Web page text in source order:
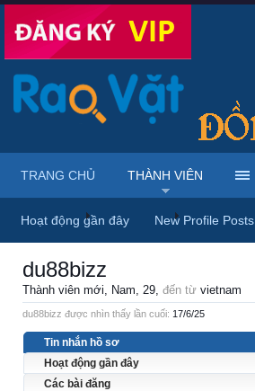
Trang chủ Thành viên du88bizz
du88bizz
Thành viên mới, Nam, 29, đến từ vietnam
du88bizz được nhìn thấy lần cuối: 17/6/25
Tin nhắn hồ sơ
Hoạt động gần đây
Các bài đăng
TRANG CHỦ THÀNH VIÊN
Hoạt động gần đây New Profile Posts